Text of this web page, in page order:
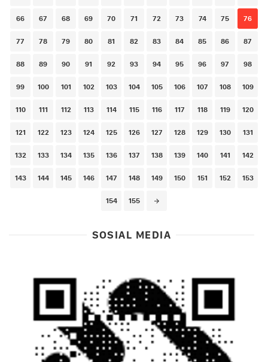
66 67 68 69 70 71 72 73 74 75 76
77 78 79 80 81 82 83 84 85 86 87
88 89 90 91 92 93 94 95 96 97 98
99 100 101 102 103 104 105 106 107 108 109
110 111 112 113 114 115 116 117 118 119 120
121 122 123 124 125 126 127 128 129 130 131
132 133 134 135 136 137 138 139 140 141 142
143 144 145 146 147 148 149 150 151 152 153
154 155
SOSIAL MEDIA